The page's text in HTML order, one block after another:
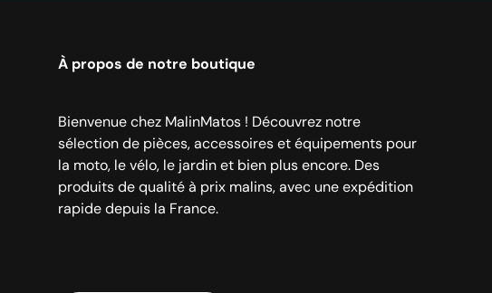
À propos de notre boutique
Bienvenue chez MalinMatos ! Découvrez notre
sélection de pièces, accessoires et équipements pour
la moto, le vélo, le jardin et bien plus encore. Des
produits de qualité à prix malins, avec une expédition
rapide depuis la France.